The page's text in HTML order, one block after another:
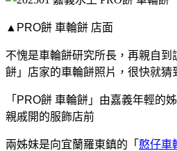
▲PRO餅 車輪餅 店面
不愧是車輪餅研究所長，再親自
餅」店家的車輪餅照片，很快就猜
「PRO餅 車輪餅」由嘉義年輕的
親戚開的服飾店前
兩姊妹是向宜蘭羅東鎮的「 憨仔車